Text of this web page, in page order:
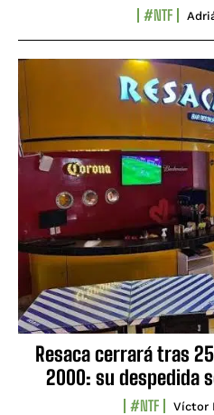
#NTF
Resaca cerrará tras
2000: su despedida
#NTF Víctor